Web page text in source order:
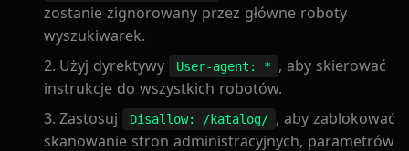
zostanie zignorowany przez główne roboty
wyszukiwarek.
Użyj dyrektywy
User-agent: *
, aby skierować
instrukcje do wszystkich robotów.
Zastosuj
Disallow: /katalog/ , aby zablokować
skanowanie stron administracyjnych, parametrów